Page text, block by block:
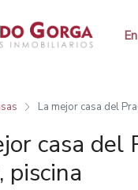
La mejor casa del
casa del
piscina